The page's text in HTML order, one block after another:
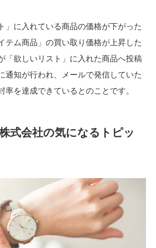
」に入れている商品の価格が下がった
テム商品」の買い取り価格が上昇した
「欲しいリスト」に入れた商品へ投稿
通知が行われ、メールで発信していた
率を達成できているとのことです。
式会社の気になるトピッ